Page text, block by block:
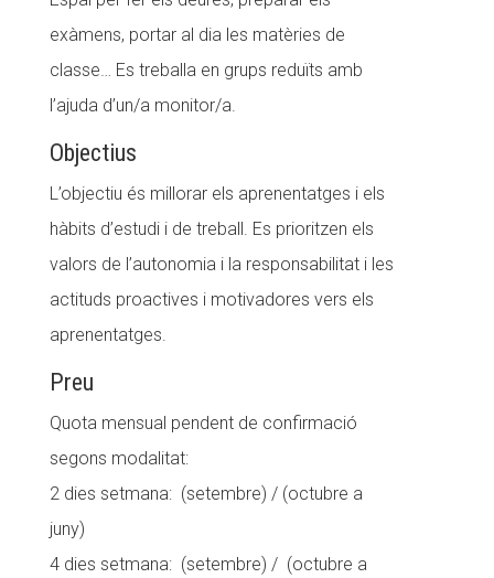
exàmens, portar al dia les matèries de
classe… Es treballa en grups reduïts amb
l’ajuda d’un/a monitor/a.
Objectius
L’objectiu és millorar els aprenentatges i els
hàbits d’estudi i de treball. Es prioritzen els
valors de l’autonomia i la responsabilitat i les
actituds proactives i motivadores vers els
aprenentatges.
Preu
Quota mensual pendent de confirmació
segons modalitat:
2 dies setmana: (setembre) / (octubre a
juny)
4 dies setmana: (setembre) / (octubre a
ESPLAIS
SUPORT TERCER SECTOR
CONEIX FUNDESPLAI
La Fundació
L'equip